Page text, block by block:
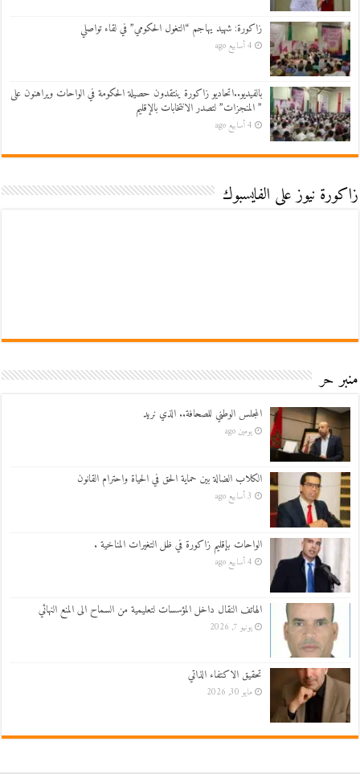
زاكورة: شهيد يهاجم “التغول الحكومي” في لقاء تواصلي
4 أسابيع ago
بالفيديو..اتحاديو زاكورة ينتقدون حصيلة الحكومة في الواحات ويراهنون على
” المنجزات” لتصدر الانتخابات بالإقليم
4 أسابيع ago
زاكورة نيوز على الفايسبوك
منبر حر
المجلس الوطني للصحافة.. الذي نريد
يومين ago
الكلاب الضالة بين حماية الحق في الحياة واحترام القانون
3 أسابيع ago
الواحات بإقليم زاكورة في ظل التغيرات المناخية .
4 أسابيع ago
الهاتف النقال داخل المؤسسات لتعليمية من السماح الى المنع النهائي
يونيو 7, 2026
تحقيق الاكتفاء الذاتي
مايو 30, 2026